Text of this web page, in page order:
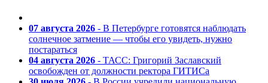
07 августа 2026 - В Петербурге готовятся наблюдать
солнечное затмение — чтобы его увидеть, нужно
постараться
04 августа 2026 - ТАСС: Григорий Заславский
освобожден от должности ректора ГИТИСа